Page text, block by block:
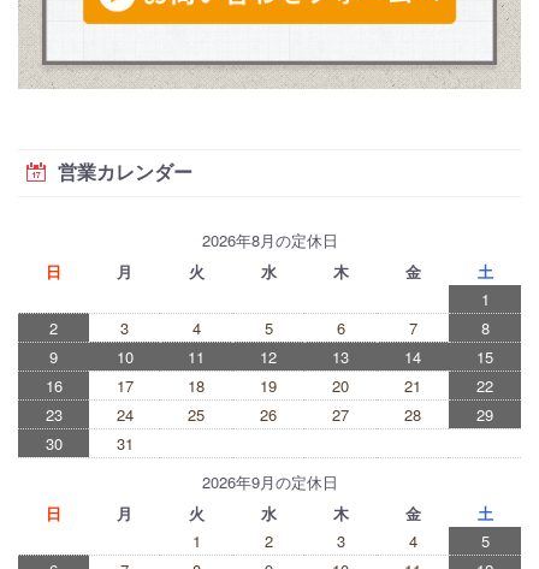
営業カレンダー
2026年8月の定休日
日
月 火 水 木 金
土
1
2
3 4 5 6 7
8
9
10 11 12 13 14
15
16
17 18 19 20 21
22
23
24 25 26 27 28
29
30
31
2026年9月の定休日
日
月 火 水 木 金
土
1
2 3 4
5